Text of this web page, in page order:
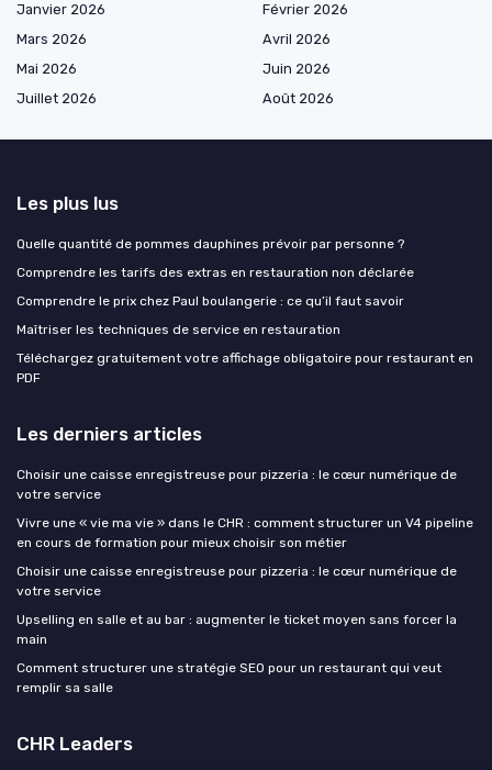
Janvier 2026
Février 2026
Mars 2026
Avril 2026
Mai 2026
Juin 2026
Juillet 2026
Août 2026
Les plus lus
Quelle quantité de pommes dauphines prévoir par personne ?
Comprendre les tarifs des extras en restauration non déclarée
Comprendre le prix chez Paul boulangerie : ce qu’il faut savoir
Maîtriser les techniques de service en restauration
Téléchargez gratuitement votre affichage obligatoire pour restaurant en
PDF
Les derniers articles
Choisir une caisse enregistreuse pour pizzeria : le cœur numérique de
votre service
Vivre une « vie ma vie » dans le CHR : comment structurer un V4 pipeline
en cours de formation pour mieux choisir son métier
Choisir une caisse enregistreuse pour pizzeria : le cœur numérique de
votre service
Upselling en salle et au bar : augmenter le ticket moyen sans forcer la
main
Comment structurer une stratégie SEO pour un restaurant qui veut
remplir sa salle
CHR Leaders